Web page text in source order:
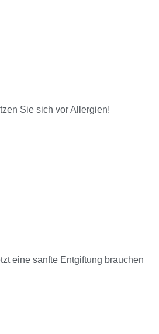
Sie sich vor Allergien!
eine sanfte Entgiftung brauchen